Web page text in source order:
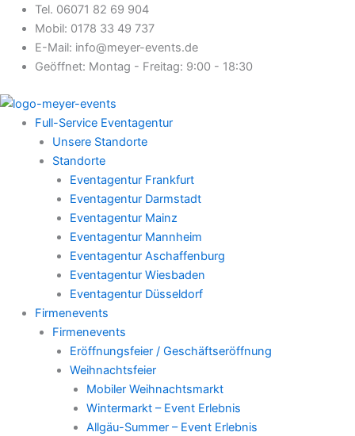
Zum
Inhalt
springen
Tel. 06071 82 69 904
Mobil: 0178 33 49 737
E-Mail: info@meyer-events.de
Geöffnet: Montag - Freitag: 9:00 - 18:30
Full-Service Eventagentur
Unsere Standorte
Standorte
Eventagentur Frankfurt
Eventagentur Darmstadt
Eventagentur Mainz
Eventagentur Mannheim
Eventagentur Aschaffenburg
Eventagentur Wiesbaden
Eventagentur Düsseldorf
Firmenevents
Firmenevents
Eröffnungsfeier / Geschäftseröffnung
Weihnachtsfeier
Mobiler Weihnachtsmarkt
Wintermarkt – Event Erlebnis
Allgäu-Summer – Event Erlebnis